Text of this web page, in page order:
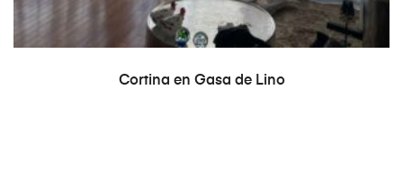
LEER MÁS
Cortina en Gasa de Lino